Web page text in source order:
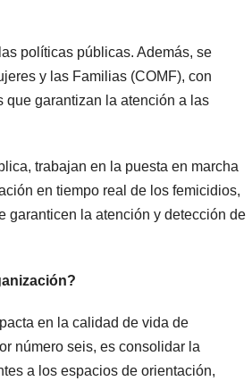
políticas públicas. Además, se
y las Familias (COMF), con
que garantizan la atención a las
trabajan en la puesta en marcha
en tiempo real de los femicidios,
garanticen la atención y detección de
en la calidad de vida de
número seis, es consolidar la
a los espacios de orientación,